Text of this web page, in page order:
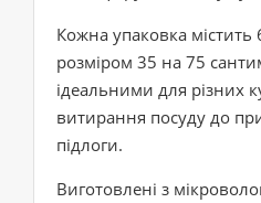
Кожна упаковка
розміром 35 на 75
ідеальними для різних
витирання посуду до
підлоги.
Виготовлені з